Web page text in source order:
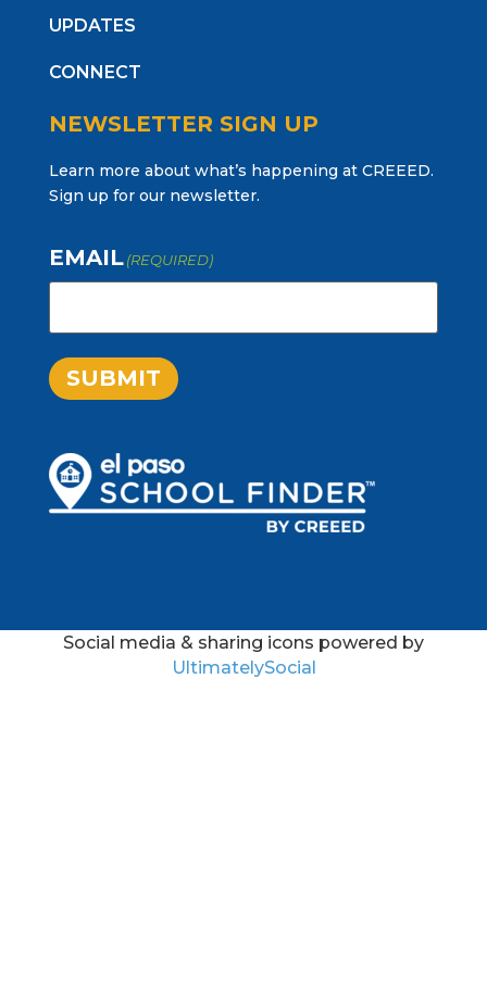
UPDATES
CONNECT
NEWSLETTER SIGN UP
Learn more about what’s happening at CREEED.
Sign up for our newsletter.
EMAIL (REQUIRED)
SUBMIT
Social media & sharing icons powered by
UltimatelySocial